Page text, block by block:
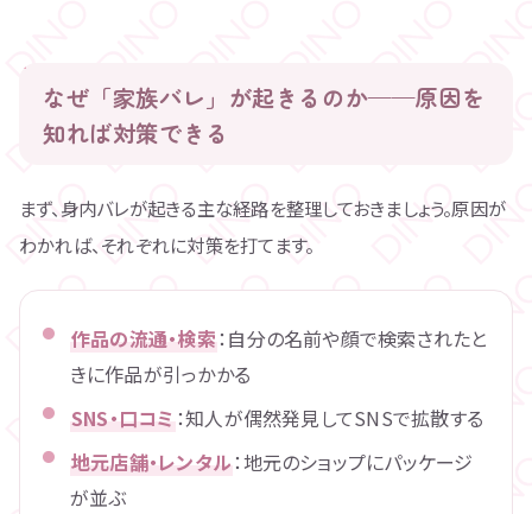
なぜ「家族バレ」が起きるのか——原因を
知れば対策できる
まず、身内バレが起きる主な経路を整理しておきましょう。原因が
わかれば、それぞれに対策を打てます。
作品の流通・検索：自分の名前や顔で検索されたと
きに作品が引っかかる
SNS・口コミ ：知人が偶然発見してSNSで拡散する
地元店舗・レンタル：地元のショップにパッケージ
が並ぶ